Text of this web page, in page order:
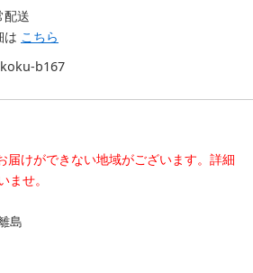
配送
は こちら
b167
けができない地域がございます。詳細
せ。
島